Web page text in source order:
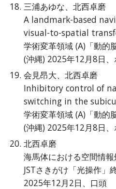
三浦あゆな、北西卓磨
A landmark-based
visual-to-spatial
学術変革領域 (A)「動的
(沖縄) 2025年12月8日
会見昂大、北西卓磨
Inhibitory control of
switching in the
学術変革領域 (A)「動的
(沖縄) 2025年12月8日
北西卓磨
海馬体における空間情
JSTさきがけ「光操作」
2025年12月2日、口頭